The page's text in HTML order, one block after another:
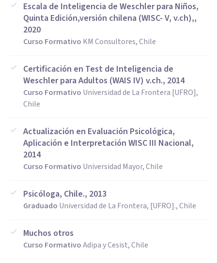
Escala de Inteligencia de Weschler para Niños,
Quinta Edición,versión chilena (WISC- V, v.ch),,
2020
Curso Formativo KM Consultores, Chile
Certificación en Test de Inteligencia de
Weschler para Adultos (WAIS IV) v.ch., 2014
Curso Formativo Universidad de La Frontera [UFRO],
Chile
Actualización en Evaluación Psicológica,
Aplicación e Interpretación WISC III Nacional,
2014
Curso Formativo Universidad Mayor, Chile
Psicóloga, Chile., 2013
Graduado Universidad de La Frontera, [UFRO]., Chile
Muchos otros
Curso FormativoAdipa y Cesist, Chile